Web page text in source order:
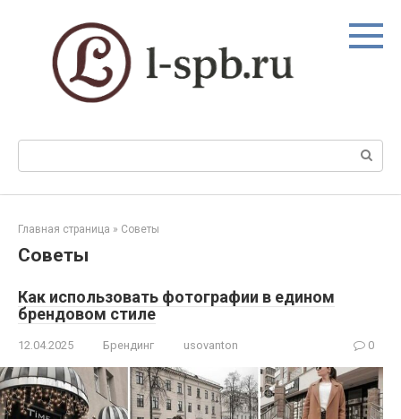
Поиск:
Главная страница » Советы
Советы
Как использовать фотографии в едином
брендовом стиле
12.04.2025 Брендинг usovanton 0